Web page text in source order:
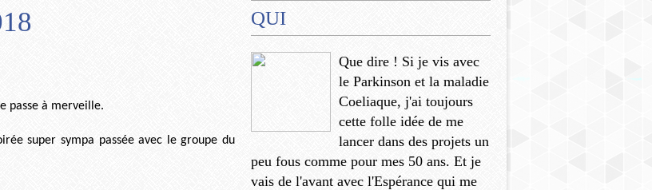
passe à merveille.
super sympa passée avec le groupe du
QUI
Que dire ! Si je vis avec
le Parkinson et la maladie
Coeliaque, j'ai toujours
cette folle idée de me
lancer dans des projets un
peu fous comme pour mes 50 ans. Et je
vais de l'avant avec l'Espérance qui me